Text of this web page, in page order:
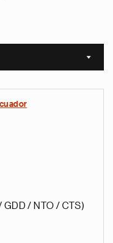
Sort
GDD / NTO / CTS)